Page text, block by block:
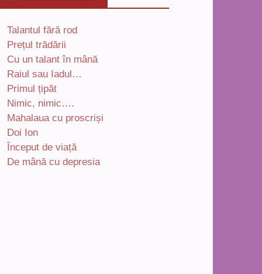
Talantul fără rod
Prețul trădării
Cu un talant în mână
Raiul sau Iadul…
Primul țipăt
Nimic, nimic….
Mahalaua cu proscriși
Doi Ion
Început de viață
De mână cu depresia